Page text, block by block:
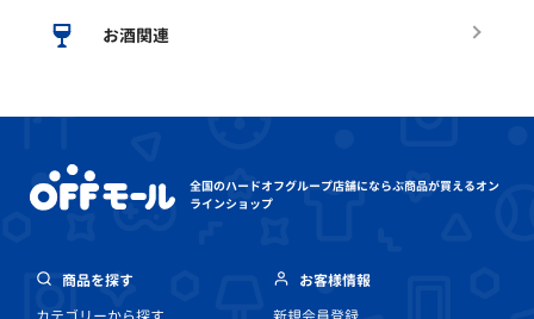
お酒関連
全国のハードオフグループ店舗にならぶ商品が買えるオン
ラインショップ
商品を探す
お客様情報